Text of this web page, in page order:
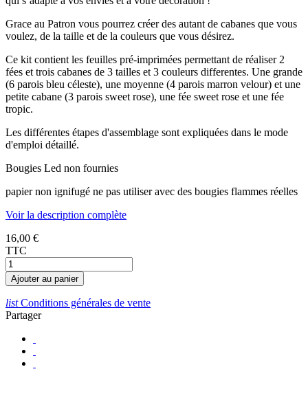
Grace au Patron vous pourrez créer des autant de cabanes que vous
voulez, de la taille et de la couleurs que vous désirez.
Ce kit contient les feuilles pré-imprimées permettant de réaliser 2
fées et trois cabanes de 3 tailles et 3 couleurs differentes. Une grande
(6 parois bleu céleste), une moyenne (4 parois marron velour) et une
petite cabane (3 parois sweet rose), une fée sweet rose et une fée
tropic.
Les différentes étapes d'assemblage sont expliquées dans le mode
d'emploi détaillé.
Bougies Led non fournies
papier non ignifugé ne pas utiliser avec des bougies flammes réelles
Voir la description complète
16,00 €
TTC
Ajouter au panier
listConditions générales de vente
Partager